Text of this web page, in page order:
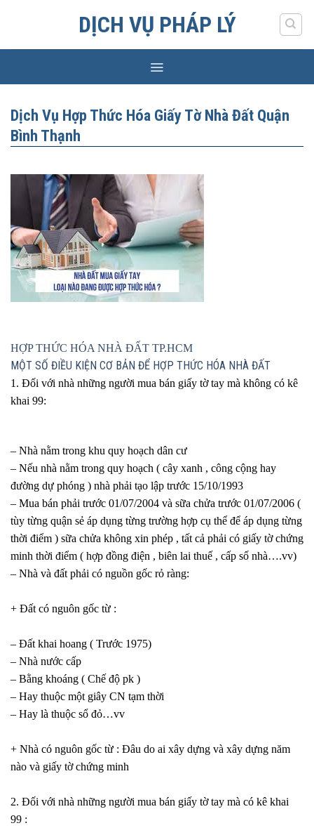
DỊCH VỤ PHÁP LÝ
Dịch Vụ Hợp Thức Hóa Giấy Tờ Nhà Đất Quận
Bình Thạnh
HỢP THỨC HÓA NHÀ ĐẤT TP.HCM
MỘT SỐ ĐIỀU KIỆN CƠ BẢN ĐỂ HỢP THỨC HÓA NHÀ ĐẤT
1. Đối với nhà những người mua bán giấy tờ tay mà không có kê
khai 99:
– Nhà nằm trong khu quy hoạch dân cư
– Nếu nhà nằm trong quy hoạch ( cây xanh , công cộng hay
đường dự phóng ) nhà phải tạo lập trước 15/10/1993
– Mua bán phải trước 01/07/2004 và sữa chửa trước 01/07/2006 (
tùy từng quận sẻ áp dụng từng trường hợp cụ thể để áp dụng từng
thời điểm ) sữa chửa không xin phép , tất cả phải có giấy tờ chứng
minh thời điểm ( hợp đồng điện , biên lai thuế , cấp số nhà….vv)
– Nhà và đất phải có nguồn gốc rỏ ràng:
+ Đất có nguôn gốc từ :
– Đất khai hoang ( Trước 1975)
– Nhà nước cấp
– Bằng khoáng ( Chế độ pk )
– Hay thuộc một giây CN tạm thời
– Hay là thuộc sổ đỏ…vv
+ Nhà có nguôn gốc từ : Đâu do ai xây dựng và xây dựng năm
nào và giấy tờ chứng minh
2. Đối với nhà những người mua bán giấy tờ tay mà có kê khai
99 :